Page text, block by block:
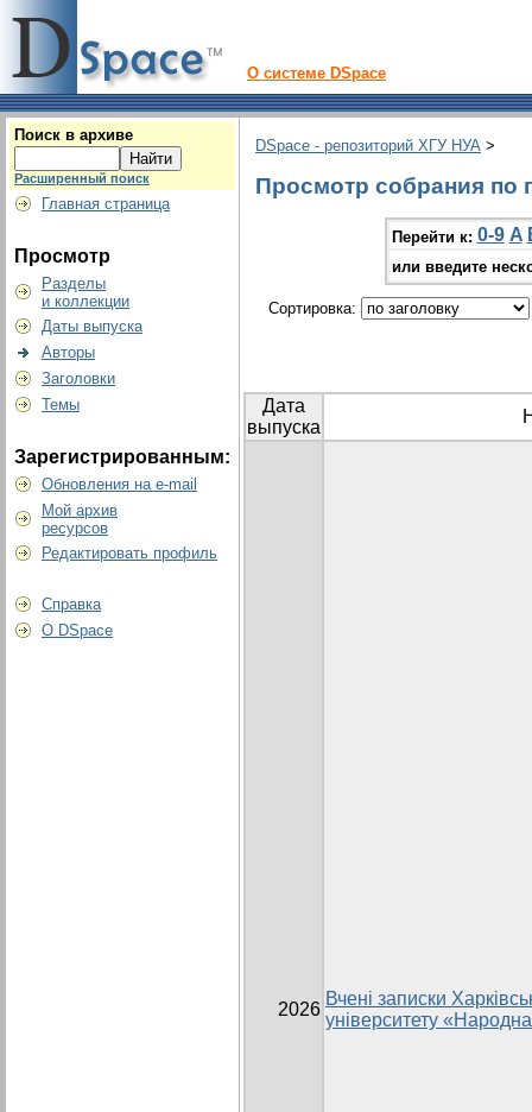
О системе DSpace
Поиск в архиве
Расширенный поиск
Главная страница
Просмотр
Разделы
и коллекции
Даты выпуска
Авторы
Заголовки
Темы
Зарегистрированным:
Обновления на e-mail
Мой архив
ресурсов
Редактировать профиль
Справка
О DSpace
DSpace - репозиторий ХГУ НУА >
Просмотр собрания по
Перейти к: 0-9 A
или введите
Сортировка:
Дата
выпуска
2026
Вчені записки
університету